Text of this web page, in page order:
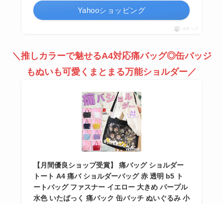
Yahooショッピング
ポチップ
＼推しカラーで魅せるA4対応痛バッグ◎缶バッジ
もぬいも可愛くまとまる万能ショルダー／
【月間優良ショップ受賞】 痛バッグ ショルダー
トート A4 痛バ ショルダーバッグ 赤 透明 b5 ト
ートバッグ ファスナー イエロー 大きめ パープル
水色 いたばっく 痛バック 缶バッチ ぬいぐるみ 小